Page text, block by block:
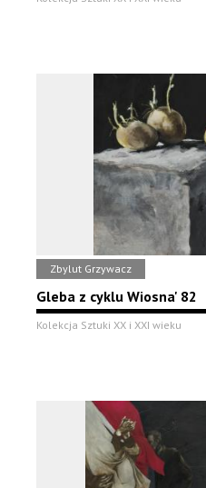
Zbylut Grzywacz
Gleba z cyklu Wiosna' 82
Kolekcja Sztuki XX i XXI wieku